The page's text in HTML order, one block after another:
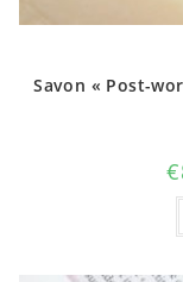
Savon « Post-
€